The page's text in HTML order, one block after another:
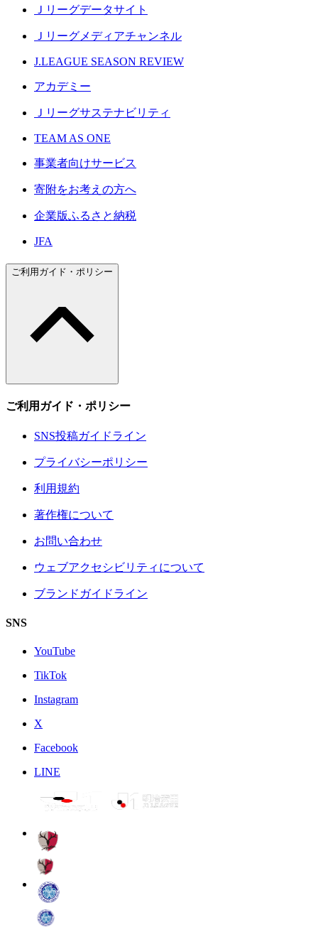
Ｊリーグデータサイト
Ｊリーグメディアチャンネル
J.LEAGUE SEASON REVIEW
アカデミー
Ｊリーグサステナビリティ
TEAM AS ONE
事業者向けサービス
寄附をお考えの方へ
企業版ふるさと納税
JFA
ご利用ガイド・ポリシー
ご利用ガイド・ポリシー
SNS投稿ガイドライン
プライバシーポリシー
利用規約
著作権について
お問い合わせ
ウェブアクセシビリティについて
ブランドガイドライン
SNS
YouTube
TikTok
Instagram
X
Facebook
LINE